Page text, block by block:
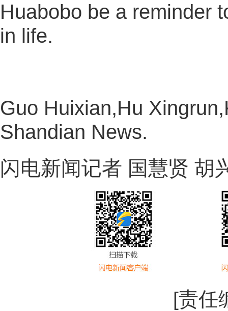
Huabobo be a reminder
in life.
Guo Huixian,Hu
Shandian News.
闪电新闻记者 国慧贤 胡
[责任